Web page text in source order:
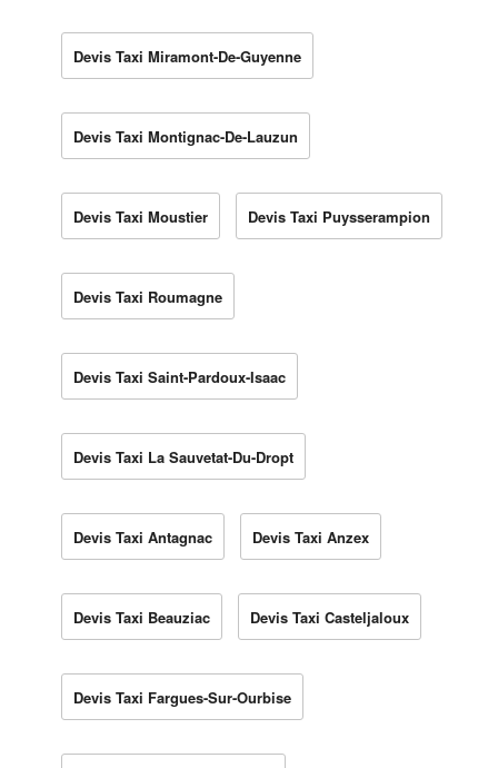
Devis Taxi Miramont-De-Guyenne
Devis Taxi Montignac-De-Lauzun
Devis Taxi Moustier Devis Taxi Puysserampion
Devis Taxi Roumagne
Devis Taxi Saint-Pardoux-Isaac
Devis Taxi La Sauvetat-Du-Dropt
Devis Taxi Antagnac Devis Taxi Anzex
Devis Taxi Beauziac Devis Taxi Casteljaloux
Devis Taxi Fargues-Sur-Ourbise